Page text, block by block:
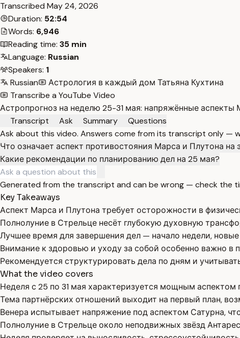
Transcribed May 24, 2026
Duration: 52:54
Words: 6,946
Reading time: 35 min
Language: Russian
Speakers: 1
Russian
Астрология в каждый дом Татьяна Кухтина
Transcribe a YouTube Video
Астропрогноз на неделю 25-31 мая: напряжённые
Transcript
Ask Summary
Questions
Ask about this video. Answers come from its transcript only —
Что означает аспект противостояния Марса и Плутона на
Какие рекомендации по планированию дел на 25 мая?
Generated from the transcript and can be wrong — check the
Key Takeaways
Аспект Марса и Плутона требует осторожности в
Полнолуние в Стрельце несёт глубокую духовную
Лучшее время для завершения дел — начало недели,
Внимание к здоровью и уходу за собой особенно важно в
Рекомендуется структурировать дела по дням и
What the video covers
Неделя с 25 по 31 мая характеризуется мощным
Тема партнёрских отношений выходит на первый план,
Венера испытывает напряжение под аспектом Сатурна,
Полнолуние в Стрельце около неподвижных звёзд